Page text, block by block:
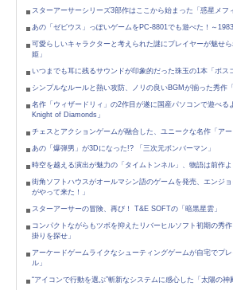
スターアーサーシリーズ3部作はここから始まった「惑星メフ
あの「ゼビウス」っぽいゲームをPC-8801でも遊べた！～
可愛らしいキャラクターと考えられた謎にプレイヤーが魅せ
姫」
いつまでも耳に残るサウンドが印象的だった珠玉の1本「ボス
シンプルなルールと熱い攻防、ノリの良いBGMが揃った秀作「
名作「ウィザードリィ」の2作目が遂に国産パソコンで遊べる
Knight of Diamonds」
チェスとアクションゲームが融合した、ユニークな名作「アー
あの「爆弾男」が3Dになった!? 「三次元ボンバーマン」
時空を越える演出が魅力の「タイムトンネル」、物語は前作
街角ソフトハウスがオールマシン語のゲームを発売、エンジ
がやって来た！」
スターアーサーの冒険、再び！ T&E SOFTの「暗黒星雲」
コンパクトながらもツボを抑えたリバーヒルソフト初期の秀
掛りを探せ」
アーケードゲームライクなシューティングゲームが自宅でプ
ル」
“アイコンで行動を選ぶ”斬新なシステムに感心した「太陽の神